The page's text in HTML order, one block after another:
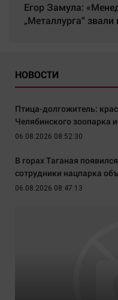
Егор Замула:
„Металлурга“
НОВОСТИ
Птица-долгожитель:
Челябинского зоопарка
06.08.2026 08:52:30
В горах Таганая
сотрудники нацпарка
06.08.2026 08:47:13